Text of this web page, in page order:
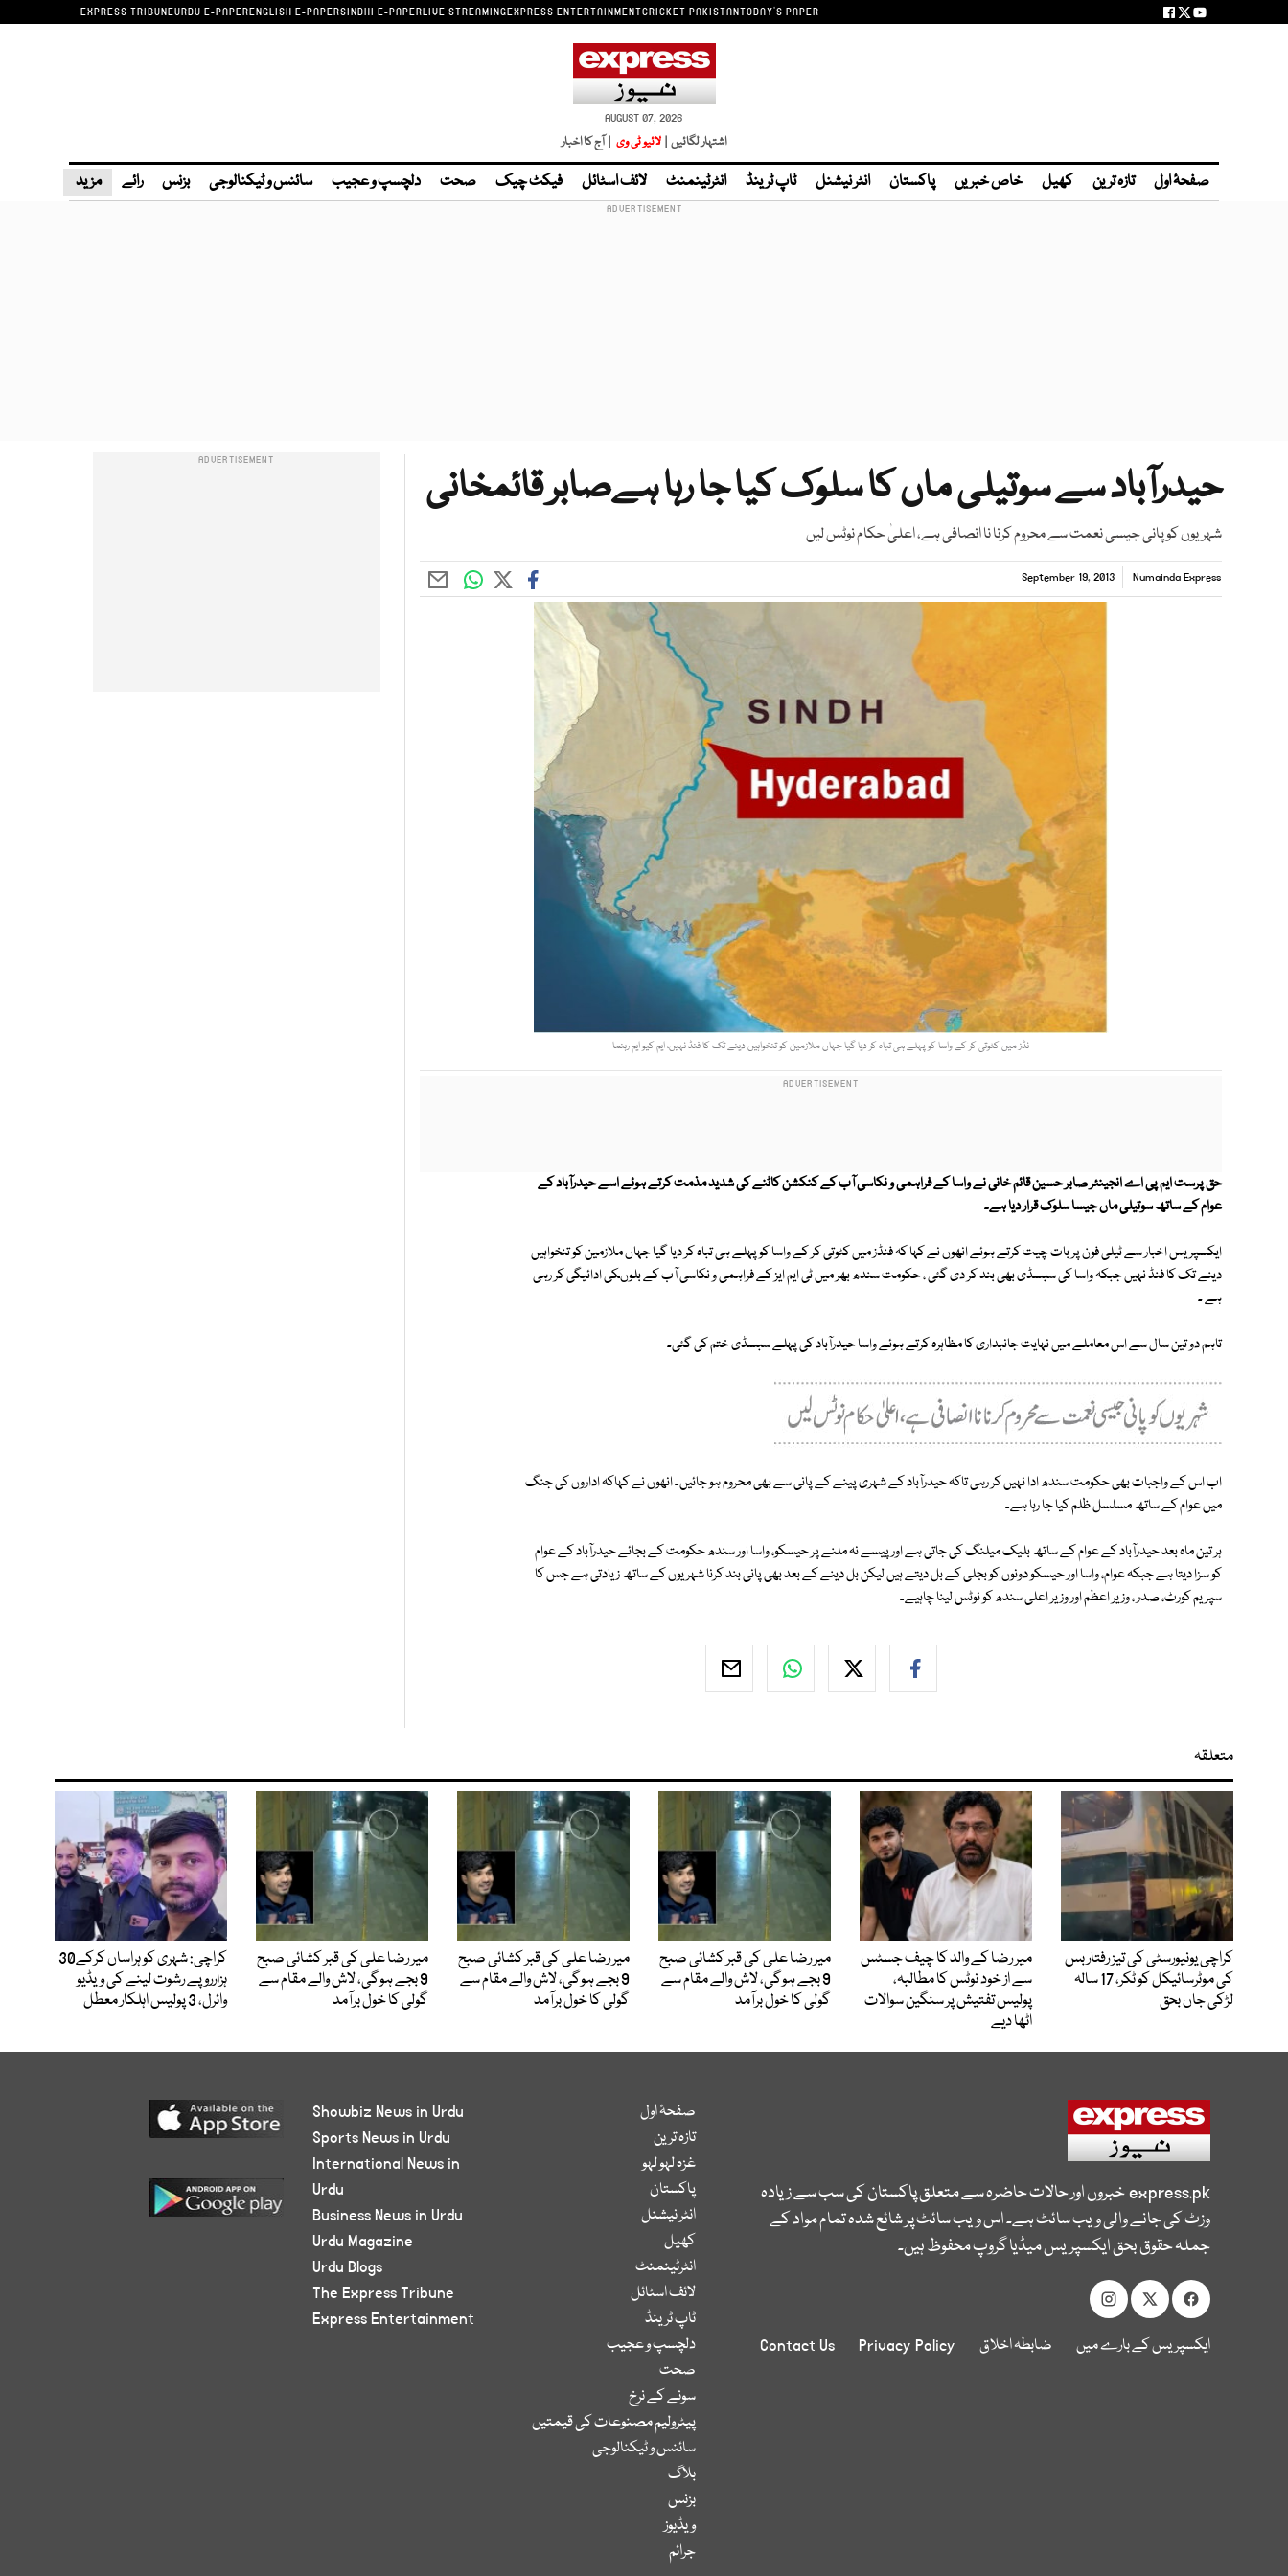
EXPRESS TRIBUNEURDU E-PAPERENGLISH E-PAPERSINDHI E-PAPERLIVE STREAMINGEXPRESS ENTERTAINMENTCRICKET PAKISTANTODAY'S PAPER
AUGUST 07, 2026
اشتہار لگائیں | لائیو ٹی وی | آج کا اخبار
صفحۂ اول تازہ ترین کھیل خاص خبریں پاکستان انٹر نیشنل ٹاپ ٹرینڈ انٹرٹینمنٹ لائف اسٹائل فیکٹ چیک صحت دلچسپ و عجیب سائنس و ٹیکنالوجی بزنس رائے مزید
حیدرآباد سے سوتیلی ماں کا سلوک کیا جا رہا ہےصابر قائمخانی
شہریوں کو پانی جیسی نعمت سے محروم کرنا نا انصافی ہے، اعلیٰ حکام نوٹس لیں
Numainda Express
September 19, 2013
نڈز میں کٹوتی کر کے واسا کو پہلے ہی تباہ کر دیا گیا جہاں ملازمین کو تنخواہیں دینے تک کا فنڈ نہیں، ایم کیو ایم رہنما
حق پرست ایم پی اے انجینئر صابر حسین قائم خانی نے واسا کے فراہمی و نکاسی آب کے کنکشن کاٹنے کی شدید مذمت کرتے ہوئے اسے حیدرآباد کے
عوام کے ساتھ سوتیلی ماں جیسا سلوک قرار دیا ہے۔
ایکسپریس اخبار سے ٹیلی فون پر بات چیت کرتے ہوئے انھوں نے کہا کہ فنڈز میں کٹوتی کر کے واسا کو پہلے ہی تباہ کر دیا گیا جہاں ملازمین کو تنخواہیں
دینے تک کا فنڈ نہیں جبکہ واسا کی سبسڈی بھی بند کر دی گئی ، حکومت سندھ بھر میں ٹی ایم ایز کے فراہمی و نکاسی آب کے بلوںکی ادائیگی کر رہی
ہے ۔
تاہم دو تین سال سے اس معاملے میں نہایت جانبداری کا مظاہرہ کرتے ہوئے واسا حیدرآباد کی پہلے سبسڈی ختم کی گئی۔
اب اس کے واجبات بھی حکومت سندھ ادا نہیں کر رہی تاکہ حیدرآباد کے شہری پینے کے پانی سے بھی محروم ہو جائیں۔ انھوں نے کہاکہ اداروں کی جنگ
میں عوام کے ساتھ مسلسل ظلم کیا جا رہا ہے۔
ہر تین ماہ بعد حیدرآباد کے عوام کے ساتھ بلیک میلنگ کی جاتی ہے اور پیسے نہ ملنے پر حیسکو، واسا اور سندھ حکومت کے بجائے حیدرآباد کے عوام
کو سزا دیتا ہے جبکہ عوام، واسا اور حیسکو دونوں کو بجلی کے بل دیتے ہیں لیکن بل دینے کے بعد بھی پانی بند کرنا شہریوں کے ساتھ زیادتی ہے جس کا
سپریم کورٹ، صدر ، وزیر اعظم اور وزیر اعلی سندھ کو نوٹس لینا چاہیے۔
متعلقہ
کراچی یونیورسٹی کی تیز رفتار بس
کی موٹرسائیکل کو ٹکر، 17 سالہ
لڑکی جاں بحق
میر رضا کے والد کا چیف جسٹس
سے از خود نوٹس کا مطالبہ،
پولیس تفتیش پر سنگین سوالات
اٹھا دیے
میر رضا علی کی قبر کشائی صبح
9 بجے ہوگی، لاش والے مقام سے
گولی کا خول برآمد
میر رضا علی کی قبر کشائی صبح
9 بجے ہوگی، لاش والے مقام سے
گولی کا خول برآمد
میر رضا علی کی قبر کشائی صبح
9 بجے ہوگی، لاش والے مقام سے
گولی کا خول برآمد
کراچی: شہری کو ہراساں کرکے30
ہزارروپے رشوت لینے کی ویڈیو
وائرل، 3 پولیس اہلکار معطل
express.pkخبروں اور حالات حاضرہ سے متعلق پاکستان کی سب سے زیادہ
وزٹ کی جانے والی ویب سائٹ ہے۔ اس ویب سائٹ پر شائع شدہ تمام مواد کے
جملہ حقوق بحق ایکسپریس میڈیا گروپ محفوظ ہیں۔
ایکسپریس کے بارے میں ضابطہ اخلاق Privacy Policy
Contact Us
صفحۂ اول
تازہ ترین
غزہ لہو لہو
پاکستان
انٹر نیشنل
کھیل
انٹرٹینمنٹ
لائف اسٹائل
ٹاپ ٹرینڈ
دلچسپ و عجیب
صحت
سونے کے نرخ
پیٹرولیم مصنوعات کی قیمتیں
سائنس و ٹیکنالوجی
بلاگ
بزنس
ویڈیوز
جرائم
Showbiz News in Urdu
Sports News in Urdu
International News in
Urdu
Business News in Urdu
Urdu Magazine
Urdu Blogs
The Express Tribune
Express Entertainment